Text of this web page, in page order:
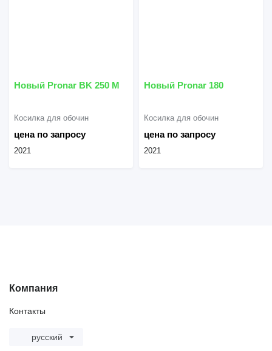
Новый Pronar BK 250 M
цена по запросу
Косилка для обочин
2021
Новый Pronar 180
цена по запросу
Косилка для обочин
2021
Компания
Контакты
русский